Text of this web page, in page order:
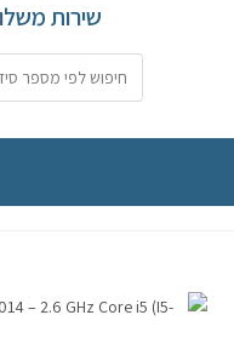
שירות
מחשבי אפל